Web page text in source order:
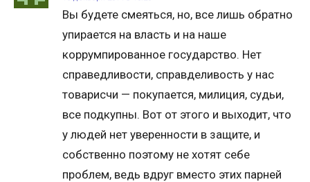
Вы будете смеяться, но, все лишь обратно
упирается на власть и на наше
коррумпированное государство. Нет
справедливости, справделивость у нас
товарисчи — покупается, милиция, судьи,
все подкупны. Вот от этого и выходит, что
у людей нет уверенности в защите, и
собственно поэтому не хотят себе
проблем, ведь вдруг вместо этих парней